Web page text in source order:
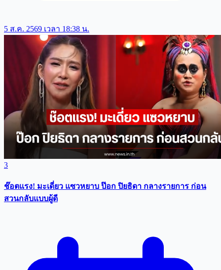
5 ส.ค. 2569 เวลา 18:38 น.
3
ช๊อตแรง! มะเดี่ยว แซวหยาบ ป๊อก ปิยธิดา กลางรายการ ก่อน
สวนกลับแบบผู้ดี